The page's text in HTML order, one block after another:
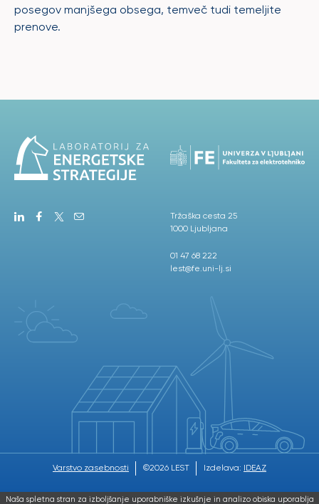
posegov manjšega obsega, temveč tudi temeljite
prenove.
Tržaška cesta 25
1000 Ljubljana
01 47 68 222
lest@fe.uni-lj.si
Varstvo zasebnosti ©2026 LEST Izdelava: IDEAZ
Naša spletna stran za izboljšanje uporabniške izkušnje in analizo obiska uporablja